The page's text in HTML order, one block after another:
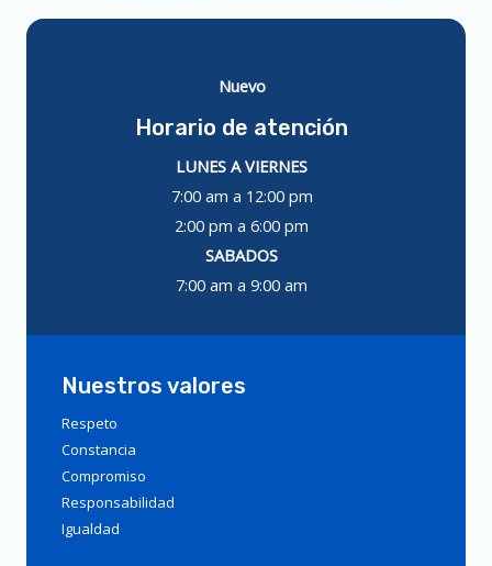
Nuevo
Horario de atención
LUNES A VIERNES
7:00 am a 12:00 pm
2:00 pm a 6:00 pm
SABADOS
7:00 am a 9:00 am
Nuestros valores
Respeto
Constancia
Compromiso
Responsabilidad
Igualdad